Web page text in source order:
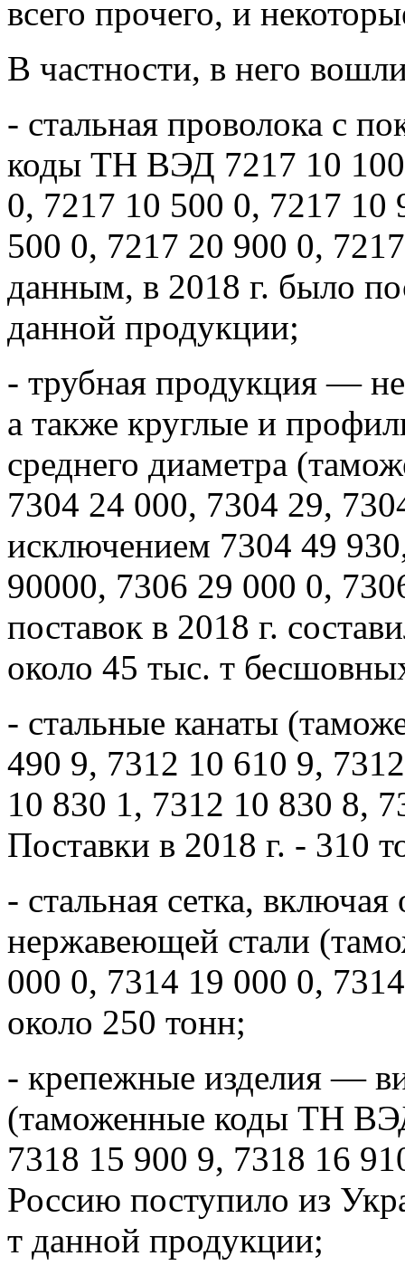
всего прочего, и
В частности, в него
- стальная проволока с
коды ТН ВЭД 7217 10
0, 7217 10 500 0, 7217 10
500 0, 7217 20 900 0,
данным, в 2018 г. было
данной продукции;
- трубная продукция —
а также круглые и
среднего диаметра
7304 24 000, 7304 29,
исключением 7304 49
90000, 7306 29 000 0,
поставок в 2018 г.
около 45 тыс. т
- стальные канаты
490 9, 7312 10 610 9,
10 830 1, 7312 10 830 8,
Поставки в 2018 г. - 310
- стальная сетка,
нержавеющей стали
000 0, 7314 19 000 0,
около 250 тонн;
- крепежные изделия —
(таможенные коды ТН
7318 15 900 9, 7318 16
Россию поступило из
т данной продукции;